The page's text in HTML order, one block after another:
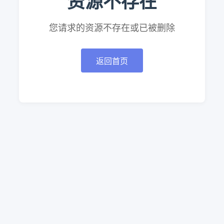
您请求的资源不存在或已被删除
返回首页